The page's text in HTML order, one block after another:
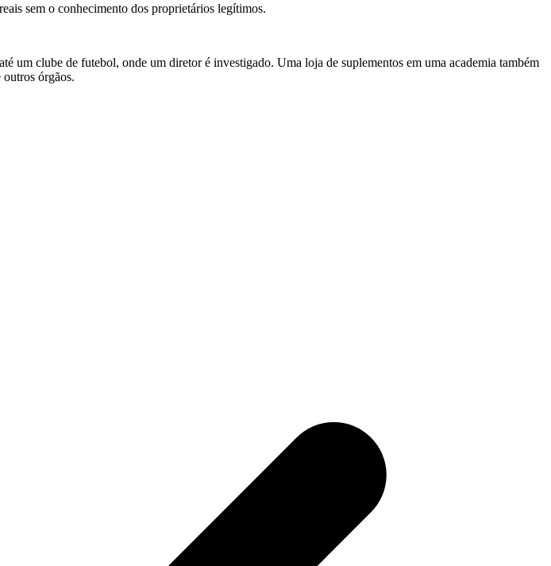
sem o conhecimento dos proprietários legítimos.
um clube de futebol, onde um diretor é investigado. Uma loja de suplementos em uma academia também
órgãos.